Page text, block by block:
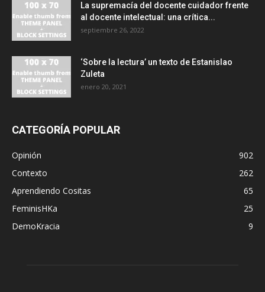
La supremacía del docente cuidador frente
al docente intelectual: una crítica...
septiembre 26, 2022
‘Sobre la lectura’ un texto de Estanislao
Zuleta
enero 20, 2021
CATEGORÍA POPULAR
Opinión
902
Contexto
262
Aprendiendo Cositas
65
FeminisHKa
25
DemoKracia
9